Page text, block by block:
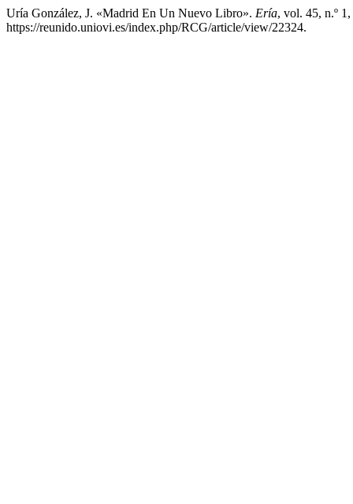
Uría González, J. «Madrid En Un Nuevo Libro». Ería, vol. 45, n.º
https://reunido.uniovi.es/index.php/RCG/article/view/22324.